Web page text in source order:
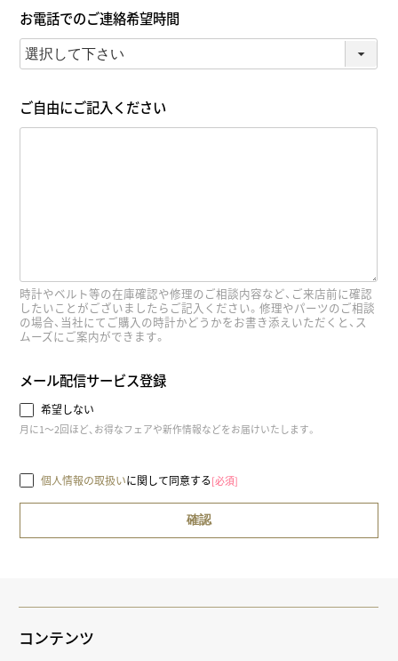
お電話でのご連絡希望時間
ご自由にご記入ください
時計やベルト等の在庫確認や修理のご相談内容など、ご来店前に確認
したいことがございましたらご記入ください。修理やパーツのご相談
の場合、当社にてご購入の時計かどうかをお書き添えいただくと、ス
ムーズにご案内ができます。
メール配信サービス登録
希望しない
月に1～2回ほど、お得なフェアや新作情報などをお届けいたします。
個人情報の取扱いに関して同意する[必須]
コンテンツ